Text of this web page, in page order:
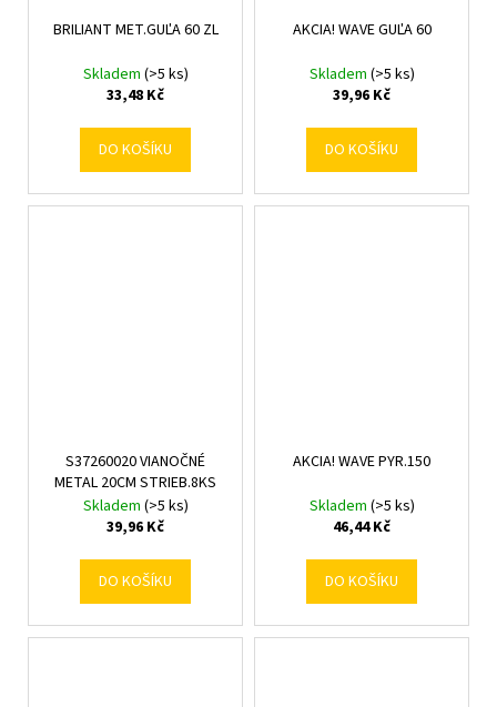
BRILIANT MET.GUĽA 60 ZL
Skladem (>5 ks)
33,48 Kč
DO KOŠÍKU
AKCIA! WAVE GUĽA 60
Skladem (>5 ks)
39,96 Kč
DO KOŠÍKU
S37260020 VIANOČNÉ
METAL 20CM STRIEB.8KS
Skladem (>5 ks)
39,96 Kč
DO KOŠÍKU
AKCIA! WAVE PYR.150
Skladem (>5 ks)
46,44 Kč
DO KOŠÍKU